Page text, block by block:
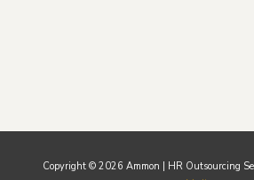
Copyright © 2026 Ammon | HR Outsourcing